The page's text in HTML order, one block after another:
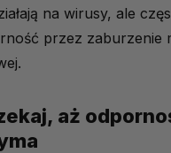
na wirusy, ale
przez zaburzenie
aż